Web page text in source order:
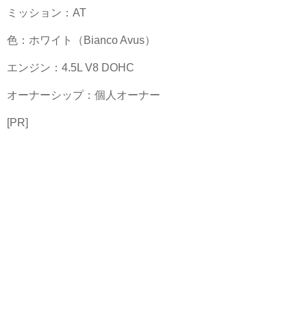
ミッション：AT
色：ホワイト（Bianco Avus）
エンジン：4.5L V8 DOHC
オーナーシップ：個人オーナー
[PR]